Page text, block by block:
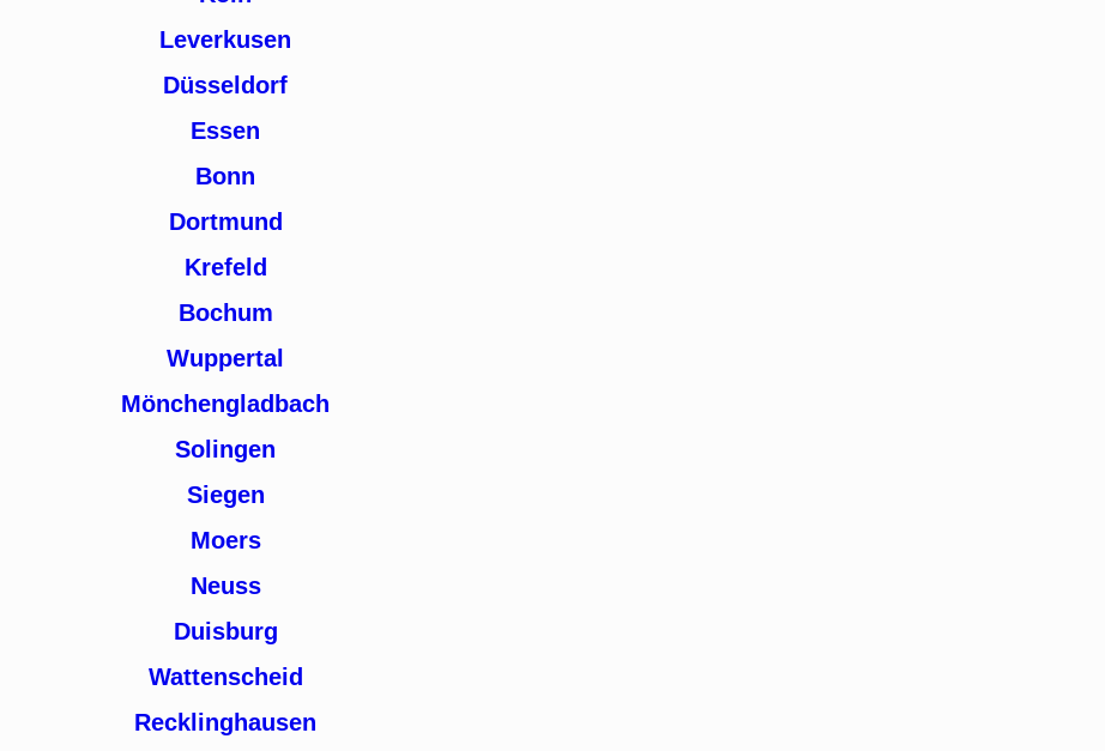
Leverkusen
Düsseldorf
Essen
Bonn
Dortmund
Krefeld
Bochum
Wuppertal
Mönchengladbach
Solingen
Siegen
Moers
Neuss
Duisburg
Wattenscheid
Recklinghausen